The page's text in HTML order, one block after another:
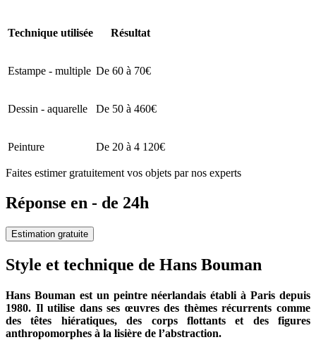
Technique utilisée Résultat
Estampe - multiple De 60 à 70€
Dessin - aquarelle De 50 à 460€
Peinture De 20 à 4 120€
Faites estimer gratuitement vos objets par nos experts
Réponse en - de 24h
Estimation gratuite
Style et technique de Hans Bouman
Hans Bouman est un peintre néerlandais établi à Paris depuis
1980. Il utilise dans ses œuvres des thèmes récurrents comme
des têtes hiératiques, des corps flottants et des figures
anthropomorphes à la lisière de l’abstraction.